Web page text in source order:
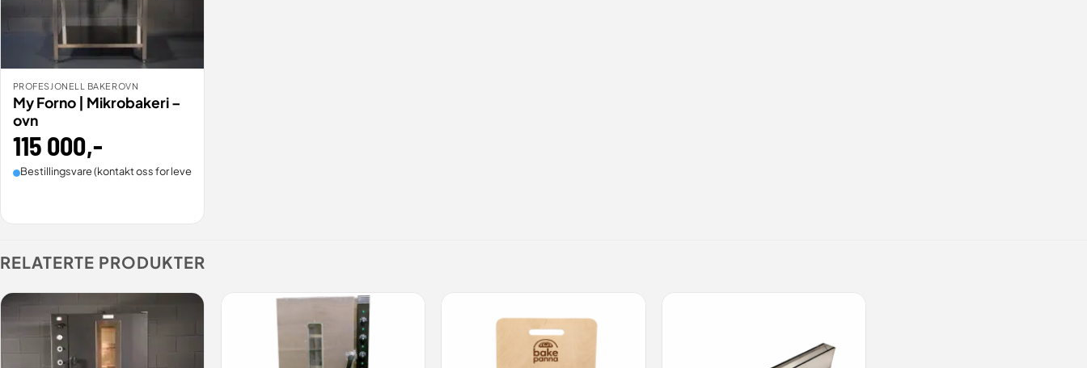
BESTILL
PROFESJONELL BAKEROVN
My Forno | Mikrobakeri –
ovn
115 000,-
Bestillingsvare (kontakt oss for leveringstid).
RELATERTE PRODUKTER